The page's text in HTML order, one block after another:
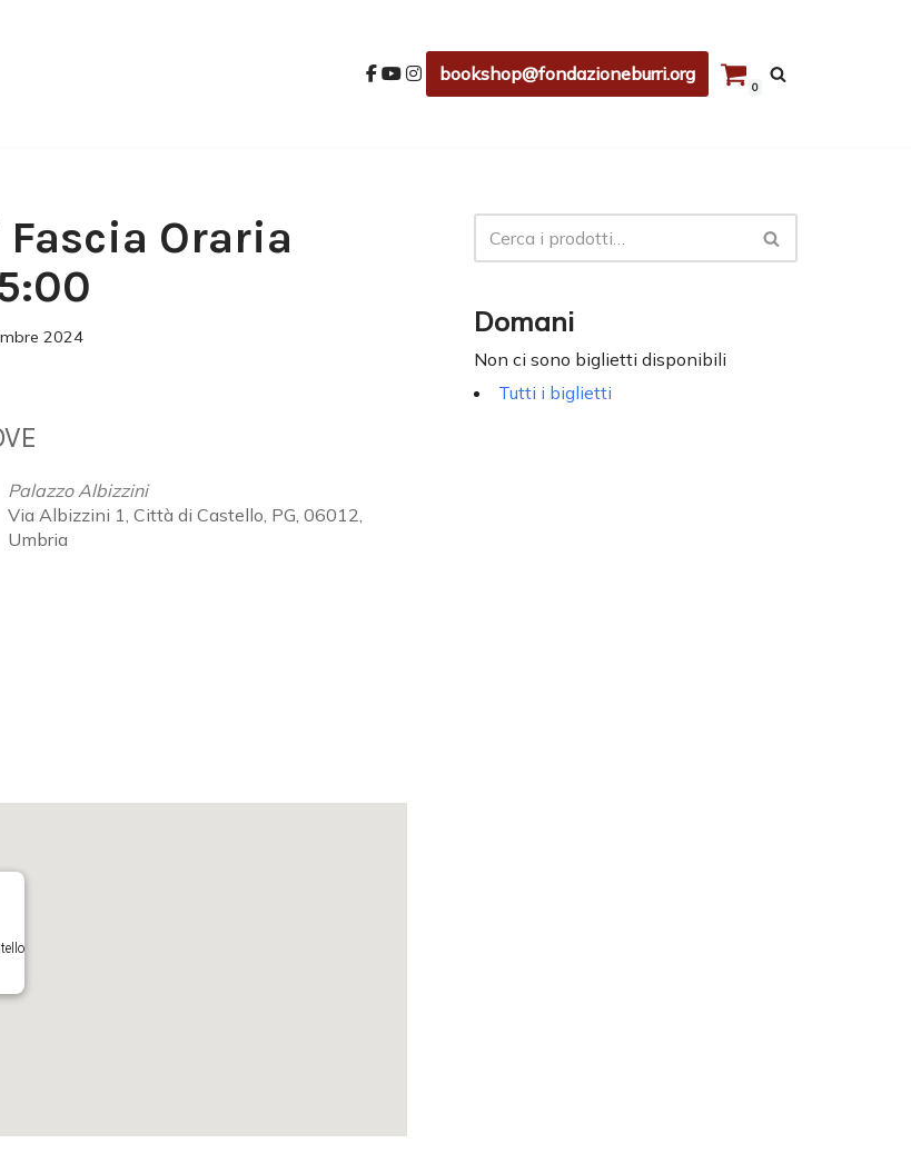
bookshop@fondazioneburri.org
0
Oraria
2024
Palazzo Albizzini
Via Albizzini 1, Città di Castello, PG, 06012,
Umbria
Domani
Non ci sono biglietti disponibili
Tutti i biglietti